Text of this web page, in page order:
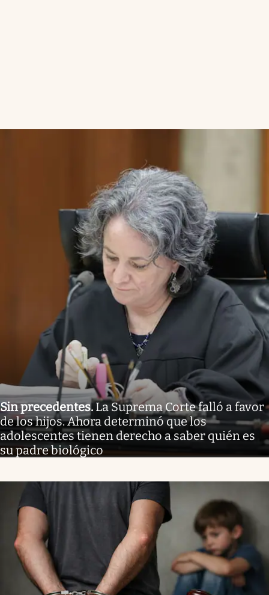
Sin precedentes.La Suprema Corte falló a favor
de los hijos. Ahora determinó que los
adolescentes tienen derecho a saber quién es
su padre biológico